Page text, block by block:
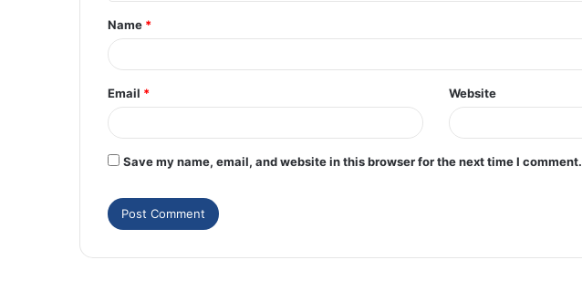
Name *
Email * Website
Save my name, email, and website in this browser for the next time I comment.